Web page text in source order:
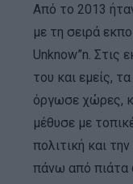
Από το 2013
με τη σειρά
Unknow”n. Στις
του και εμείς,
όργωσε χώρες,
μέθυσε με
πολιτική και
πάνω από πιάτα